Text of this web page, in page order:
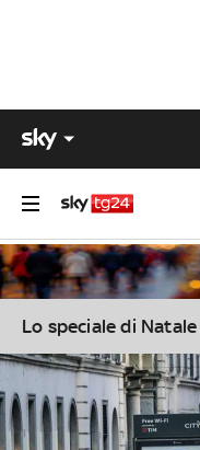
Lo speciale di